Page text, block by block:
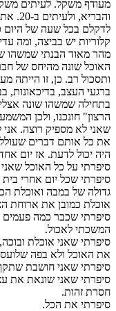
לדקלם בכל שעה של היום
קלוריות יש בביצה, ומה
מהר מאוד הבנתי שמשהו
האוכל שונה מהיחס של
ותסכול רב. כן, זו הייתה
ברגעי העצב, בדיכאונות,
בתחילה שמשהו שונה
הרצון" חונכנו, ולכן
שאני לא מספיק רוצה.
את כל אותם דברים
היה יכול לדעת. אז יום
סיפרתי על כל האוכל
סיפרתי שכל יום אחרי
גדולה של במבה ואוכלת
אוכלת כמובן את ארוחת
סיפרתי שכבר כמה
המשכתי לאכול.
סיפרתי שאני אוכלת
את האוכל ולא בפה שלועס
סיפרתי שאני חושבת
סיפרתי שאני שונאת את
חסרת זהות.
סיפרתי את הכל.